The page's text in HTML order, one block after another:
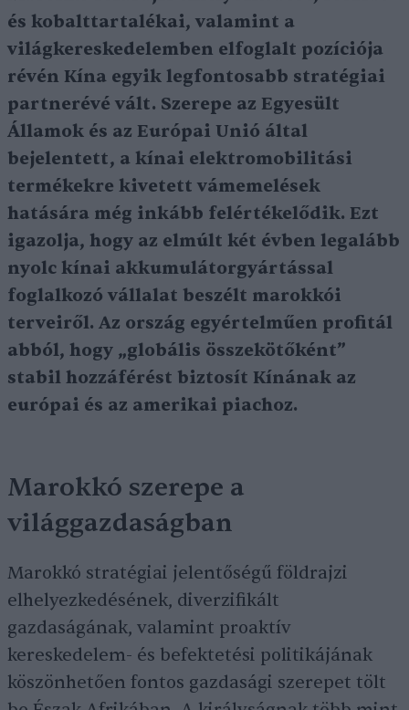
és kobalttartalékai, valamint a
világkereskedelemben elfoglalt pozíciója
révén Kína egyik legfontosabb stratégiai
partnerévé vált. Szerepe az Egyesült
Államok és az Európai Unió által
bejelentett, a kínai elektromobilitási
termékekre kivetett vámemelések
hatására még inkább felértékelődik. Ezt
igazolja, hogy az elmúlt két évben legalább
nyolc kínai akkumulátorgyártással
foglalkozó vállalat beszélt marokkói
terveiről. Az ország egyértelműen profitál
abból, hogy „globális összekötőként”
stabil hozzáférést biztosít Kínának az
európai és az amerikai piachoz.
Marokkó szerepe a
világgazdaságban
Marokkó stratégiai jelentőségű földrajzi
elhelyezkedésének, diverzifikált
gazdaságának, valamint proaktív
kereskedelem- és befektetési politikájának
köszönhetően fontos gazdasági szerepet tölt